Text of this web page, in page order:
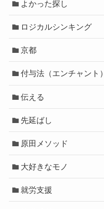
よかった探し
ロジカルシンキング
京都
付与法（エンチャント）
伝える
先延ばし
原田メソッド
大好きなモノ
就労支援